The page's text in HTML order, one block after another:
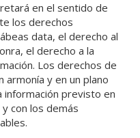
en el sentido de
los derechos
data, el derecho al
el derecho a la
Los derechos de
y en un plano
información previsto en
con los demás